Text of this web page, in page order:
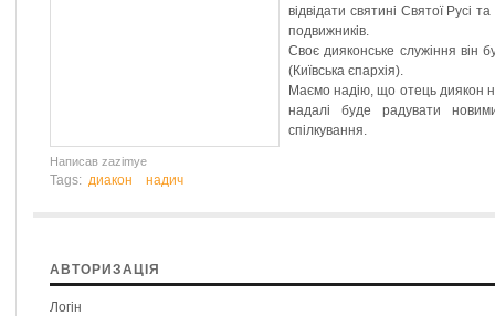
Написав zazimye
відвідати святині Святої Русі
подвижників.
Своє дияконське служіння він
(Київська єпархія).
Маємо надію, що отець диякон
надалі буде радувати
спілкування.
Tags: диакон надич
АВТОРИЗАЦІЯ
Логін